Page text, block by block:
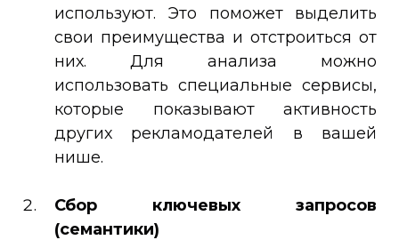
используют. Это поможет выделить
свои преимущества и отстроиться от
них. Для анализа можно
использовать специальные сервисы,
которые показывают активность
других рекламодателей в вашей
нише.
Сбор ключевых запросов
(семантики)